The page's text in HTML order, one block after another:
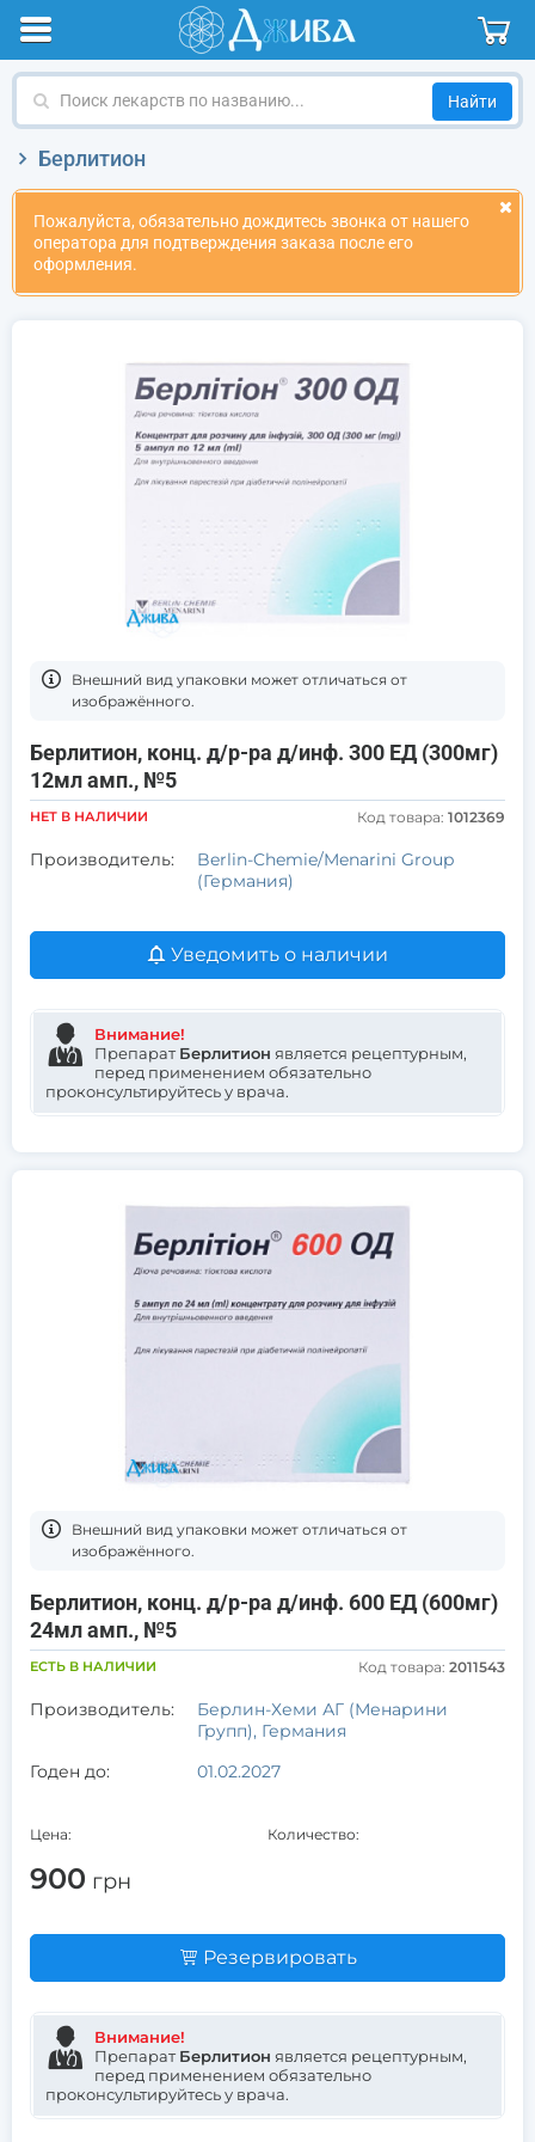
Поиск
названию
Берлитион
Пожалуйста, обязательно дождитесь звонка от нашего
оператора для подтверждения заказа после его
оформления.
Bнешний вид упаковки может отличаться от
изображённого.
Берлитион, конц. д/р-ра д/инф. 300 ЕД (300мг)
12мл амп., №5
НЕТ В НАЛИЧИИ Код товара: 1012369
Производитель:
Berlin-Chemie/Menarini Group
(Германия)
Уведомить о наличии
Внимание!
Препарат Берлитион является рецептурным,
перед применением обязательно
проконсультируйтесь у врача.
Bнешний вид упаковки может отличаться от
изображённого.
Берлитион, конц. д/р-ра д/инф. 600 ЕД (600мг)
24мл амп., №5
ЕСТЬ В НАЛИЧИИ Код товара: 2011543
Производитель:
Берлин-Хеми АГ (Менарини
Групп), Германия
Годен до:
01.02.2027
Цена:
900 грн
Количество:
Резервировать
Внимание!
Препарат Берлитион является рецептурным,
перед применением обязательно
проконсультируйтесь у врача.